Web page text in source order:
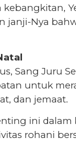
janji-Nya
Sang Juru
untuk
dan jemaat.
ini dalam
rohani